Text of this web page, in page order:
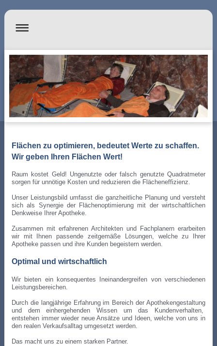
Flächen zu optimieren, bedeutet Werte zu schaffen.
Wir geben Ihren Flächen Wert!
Raum kostet Geld! Ungenutzte oder falsch genutzte Quadratmeter
sorgen für unnötige Kosten und reduzieren die Flächeneffizienz.
Unser Leistungsbild umfasst die ganzheitliche Planung und versteht
sich als Synergie der Flächenoptimierung mit der wirtschaftlichen
Denkweise Ihrer Apotheke.
Zusammen mit erfahrenen Architekten und Fachplanern erarbeiten
wir mit Ihnen passende zeitgemäße Lösungen, welche zu Ihrer
Apotheke passen und ihre Kunden begeistern werden.
Optimal und wirtschaftlich
Wir bieten ein konsequentes Ineinandergreifen von verschiedenen
Leistungsbereichen.
Durch die langjährige Erfahrung im Bereich der Apothekengestaltung
und dem einhergehenden Wissen um das Kundenverhalten,
entstehen immer wieder neue Ansätze und Ideen, welche von uns in
den realen Verkaufsalltag umgesetzt werden.
Das macht uns zu einem starken Partner.